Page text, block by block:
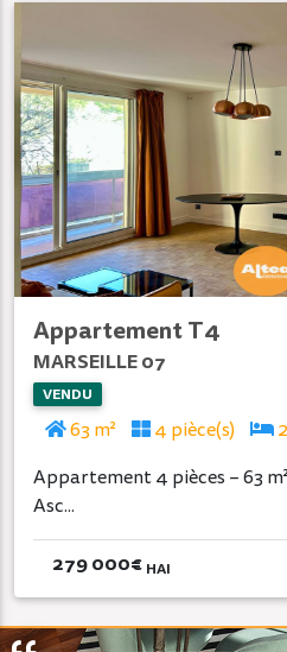
Appartement T4
MARSEILLE 07
VENDU
63 m² 4 pièce(s)
Appartement 4 pièces – 63
Asc...
279 000€ HAI